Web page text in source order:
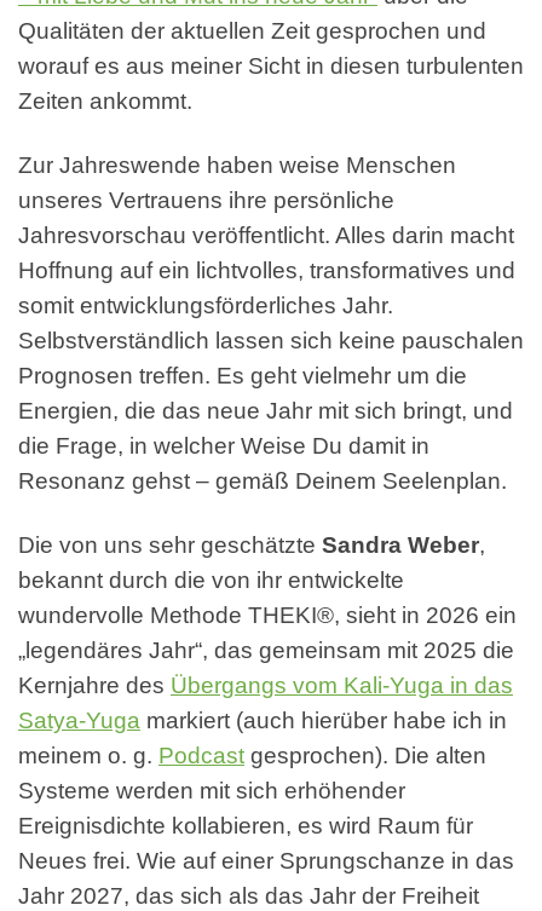
Qualitäten der aktuellen Zeit gesprochen und
worauf es aus meiner Sicht in diesen turbulenten
Zeiten ankommt.
Zur Jahreswende haben weise Menschen
unseres Vertrauens ihre persönliche
Jahresvorschau veröffentlicht. Alles darin macht
Hoffnung auf ein lichtvolles, transformatives und
somit entwicklungsförderliches Jahr.
Selbstverständlich lassen sich keine pauschalen
Prognosen treffen. Es geht vielmehr um die
Energien, die das neue Jahr mit sich bringt, und
die Frage, in welcher Weise Du damit in
Resonanz gehst – gemäß Deinem Seelenplan.
Die von uns sehr geschätzte Sandra Weber,
bekannt durch die von ihr entwickelte
wundervolle Methode THEKI®, sieht in 2026 ein
„legendäres Jahr“, das gemeinsam mit 2025 die
Kernjahre des Übergangs vom Kali-Yuga in das
Satya-Yuga markiert (auch hierüber habe ich in
meinem o. g. Podcast gesprochen). Die alten
Systeme werden mit sich erhöhender
Ereignisdichte kollabieren, es wird Raum für
Neues frei. Wie auf einer Sprungschanze in das
Jahr 2027, das sich als das Jahr der Freiheit